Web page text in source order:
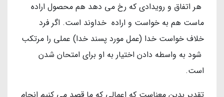
هر اتفاق و رویدادی که رخ می دهد هم محصول اراده
ماست هم به خواست و اراده خداوند است. اگر فرد
خلاف خواست خدا (عمل مورد پسند خدا) عملی را مرتکب
شود به واسطه دادن اختیار به او برای امتحان شدن
است.